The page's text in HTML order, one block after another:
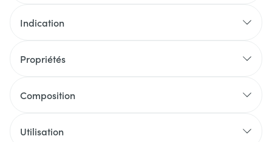
Indication
Propriétés
Composition optimale
Utilisation sûre
Composition
Utilisation